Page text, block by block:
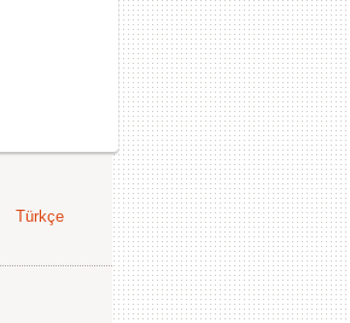
Türkçe